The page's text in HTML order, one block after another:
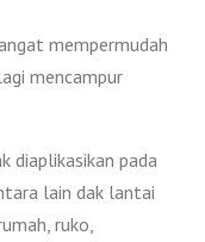
mempermudah
mencampur
diaplikasikan pada
lain dak lantai
ruko,